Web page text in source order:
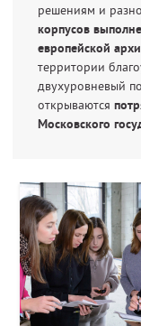
решениям и
корпусов
европейской
территории
двухуровневый
открываются
Московского